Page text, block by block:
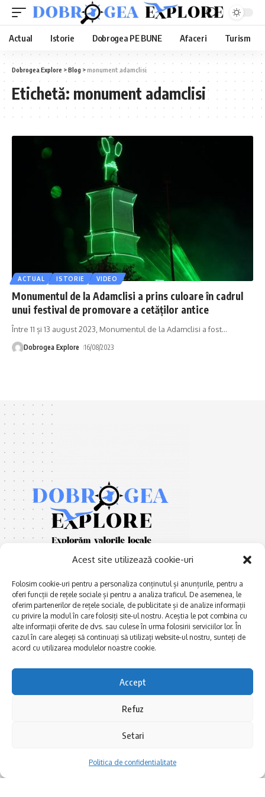
Acest site utilizează cookie-uri
Folosim cookie-uri pentru a personaliza conținutul și anunțurile, pentru a
oferi funcții de rețele sociale și pentru a analiza traficul. De asemenea, le
oferim partenerilor de rețele sociale, de publicitate și de analize informații
cu privire la modul în care folosiți site-ul nostru. Aceștia le pot combina cu
alte informații oferite de dvs. sau culese în urma folosirii serviciilor lor. În
cazul în care alegeți să continuați să utilizați website-ul nostru, sunteți de
acord cu utilizarea modulelor noastre cookie.
Accept
Refuz
Setari
Politica de confidentialitate
Actual Istorie Dobrogea PE BUNE Afaceri Turism
Dobrogea Explore >Blog >monument adamclisi
Etichetă: monument adamclisi
ACTUAL ISTORIE VIDEO
Monumentul de la Adamclisi a prins culoare în cadrul
unui festival de promovare a cetăților antice
Între 11 și 13 august 2023, Monumentul de la Adamclisi a fost…
Dobrogea Explore 16/08/2023
E xplorăm Dobrogea,
Explorăm valorile locale:
Deltă, Litoral, cele mai mari
lacuri, cele mai vechi orașe,
multe etnii, CELE MAI
Afaceri și meșteșuguri
Actualitate
La Drum cu Ada